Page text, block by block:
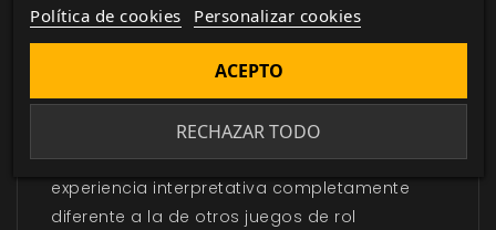
Siglo de Oro que captura todo el sabor de
esa época. Desde la Loa al autor hasta el
Baile tras la representación, los elementos
característicos de una comedia del teatro
del Siglo de Oro son trasladados a la mesa
de juego convirtiendo a Lances en una
experiencia interpretativa completamente
diferente a la de otros juegos de rol
Política de cookies Personalizar cookies
RECHAZAR TODO
ACEPTO